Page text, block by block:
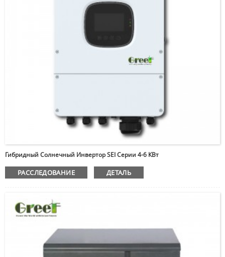
Гибридный Солнечный Инвертор SEI Серии 4-6 КВт
РАССЛЕДОВАНИЕ ДЕТАЛЬ